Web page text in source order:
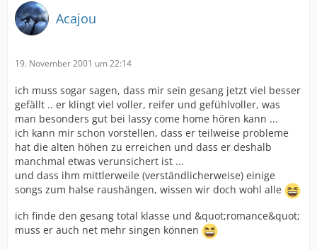
Acajou
19. November 2001 um 22:14
ich muss sogar sagen, dass mir sein gesang jetzt viel besser
gefällt .. er klingt viel voller, reifer und gefühlvoller, was
man besonders gut bei lassy come home hören kann ...
ich kann mir schon vorstellen, dass er teilweise probleme
hat die alten höhen zu erreichen und dass er deshalb
manchmal etwas verunsichert ist ...
und dass ihm mittlerweile (verständlicherweise) einige
songs zum halse raushängen, wissen wir doch wohl alle
ich finde den gesang total klasse und &quot;romance&quot;
muss er auch net mehr singen können